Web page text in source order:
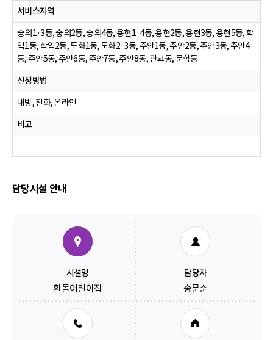
서비스지역
숭의1·3동, 숭의2동, 숭의4동, 용현1·4동, 용현2동, 용현3동, 용현5동, 학
익1동, 학익2동, 도화1동, 도화2·3동, 주안1동, 주안2동, 주안3동, 주안4
동, 주안5동, 주안6동, 주안7동, 주안8동, 관교동, 문학동
신청방법
내방, 전화, 온라인
비고
담당시설 안내
시설명
흰돌어린이집
담당자
송문순